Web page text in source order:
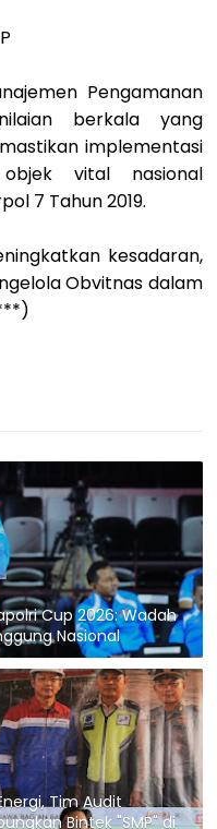
Pengamanan
berkala yang
implementasi
vital nasional
7 Tahun 2019.
kesadaran,
Obvitnas dalam
Cup 2026: Wadah
Nasional
Tim Audit
Bintek "SMP" di